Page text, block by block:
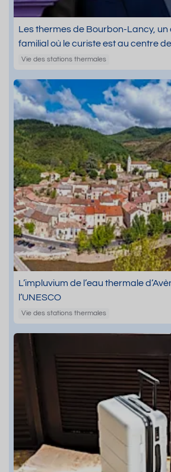
Les thermes de Bourbon-Lancy,
familial où le curiste est au centre
Vie des stations thermales
L’impluvium de l’eau thermale
l’UNESCO
Vie des stations thermales